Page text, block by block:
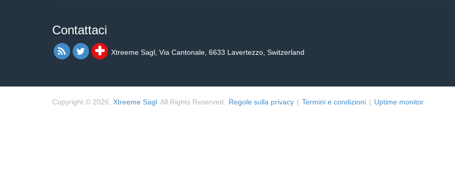
Contattaci
Xtreeme Sagl, Via Cantonale, 6633 Lavertezzo, Switzerland
Copyright © 2026, Xtreeme Sagl All Rights Reserved. Regole sulla privacy | Termini e condizioni | Uptime monitor